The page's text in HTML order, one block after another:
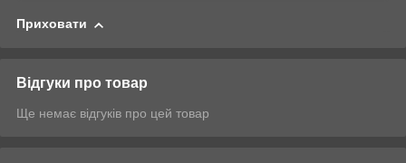
Приховати
Відгуки про товар
Ще немає відгуків про цей товар